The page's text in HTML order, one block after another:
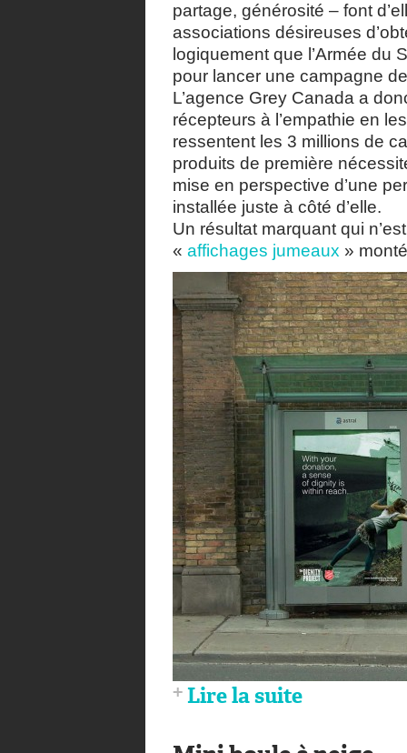
partage, générosité – font
associations désireuses
logiquement que l’Armée du
pour lancer une campagne
L’agence Grey Canada a
récepteurs à l’empathie en
ressentent les 3 millions de
produits de première
mise en perspective d’une
installée juste à côté d’elle.
Un résultat marquant qui
« affichages jumeaux »
Lire la suite